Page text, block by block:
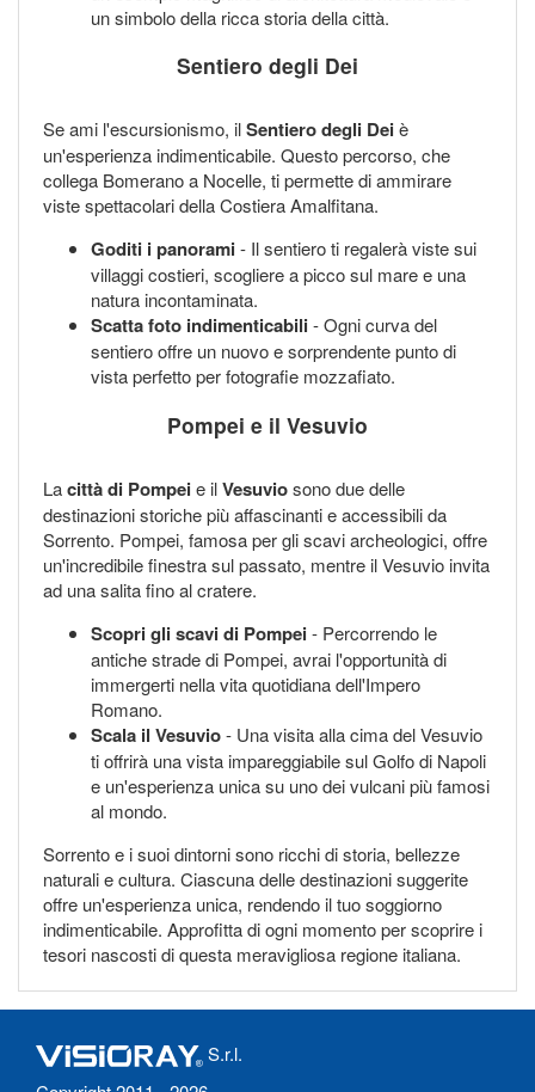
un simbolo della ricca storia della città.
Sentiero degli Dei
Se ami l'escursionismo, ilSentiero degli Deiè
un'esperienza indimenticabile. Questo percorso, che
collega Bomerano a Nocelle, ti permette di ammirare
viste spettacolari della Costiera Amalfitana.
Goditi i panorami- Il sentiero ti regalerà viste sui
villaggi costieri, scogliere a picco sul mare e una
natura incontaminata.
Scatta foto indimenticabili- Ogni curva del
sentiero offre un nuovo e sorprendente punto di
vista perfetto per fotografie mozzafiato.
Pompei e il Vesuvio
Lacittà di Pompeie ilVesuviosono due delle
destinazioni storiche più affascinanti e accessibili da
Sorrento. Pompei, famosa per gli scavi archeologici, offre
un'incredibile finestra sul passato, mentre il Vesuvio invita
ad una salita fino al cratere.
Scopri gli scavi di Pompei- Percorrendo le
antiche strade di Pompei, avrai l'opportunità di
immergerti nella vita quotidiana dell'Impero
Romano.
Scala il Vesuvio- Una visita alla cima del Vesuvio
ti offrirà una vista impareggiabile sul Golfo di Napoli
e un'esperienza unica su uno dei vulcani più famosi
al mondo.
Sorrento e i suoi dintorni sono ricchi di storia, bellezze
naturali e cultura. Ciascuna delle destinazioni suggerite
offre un'esperienza unica, rendendo il tuo soggiorno
indimenticabile. Approfitta di ogni momento per scoprire i
tesori nascosti di questa meravigliosa regione italiana.
S.r.l.